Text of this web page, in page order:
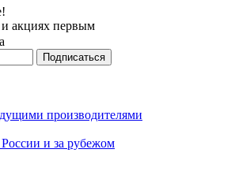
и акциях первым
производителями
и за рубежом